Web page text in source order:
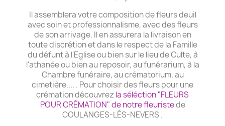
Il assemblera votre composition de fleurs deuil
avec soin et professionnalisme, avec des fleurs
de son arrivage. Il en assurera la livraison en
toute discrétion et dans le respect de la Famille
du défunt à l'Eglise ou bien sur le lieu de Culte, à
l'athanée ou bien au reposoir, au funérarium, à la
Chambre funéraire, au crématorium, au
cimetière.... . Pour choisir des fleurs pour une
crémation découvrez la séléction "FLEURS
POUR CRÉMATION" de notre fleuristede
COULANGES-LÈS-NEVERS .